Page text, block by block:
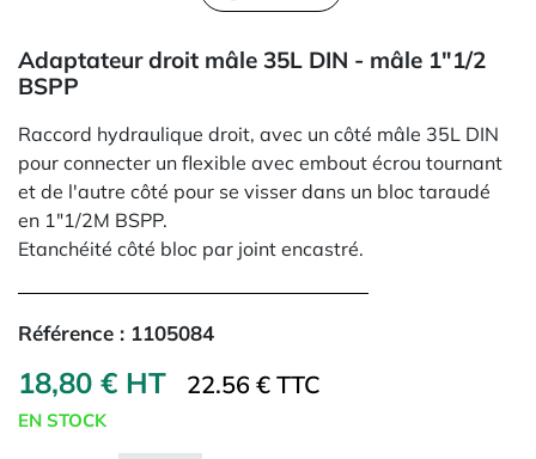
Adaptateur droit mâle 35L DIN - mâle 1"1/2
BSPP
Raccord hydraulique droit, avec un côté mâle 35L DIN
pour connecter un flexible avec embout écrou tournant
et de l'autre côté pour se visser dans un bloc taraudé
en 1"1/2M BSPP.
Etanchéité côté bloc par joint encastré.
Référence : 1105084
18,80 € HT 22.56 € TTC
EN STOCK